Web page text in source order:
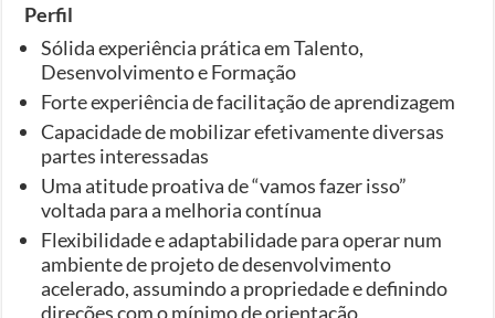
Perfil
Sólida experiência prática em Talento,
Desenvolvimento e Formação
Forte experiência de facilitação de aprendizagem
Capacidade de mobilizar efetivamente diversas
partes interessadas
Uma atitude proativa de “vamos fazer isso”
voltada para a melhoria contínua
Flexibilidade e adaptabilidade para operar num
ambiente de projeto de desenvolvimento
acelerado, assumindo a propriedade e definindo
direções com o mínimo de orientação